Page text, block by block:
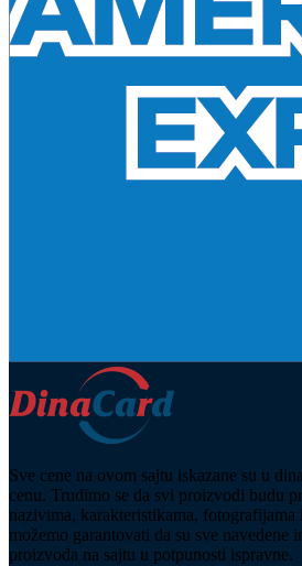
Sve cene na ovom sajtu iskazane su u
cenu. Trudimo se da svi proizvodi budu
nazivima, karakteristikama, fotografijama
možemo garantovati da su sve
proizvoda na sajtu u potpunosti ispravne.